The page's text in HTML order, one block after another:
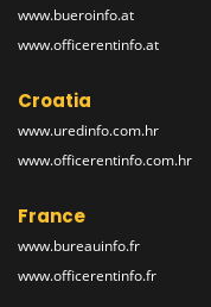
www.bueroinfo.at
www.officerentinfo.at
Croatia
www.uredinfo.com.hr
www.officerentinfo.com.hr
France
www.bureauinfo.fr
www.officerentinfo.fr